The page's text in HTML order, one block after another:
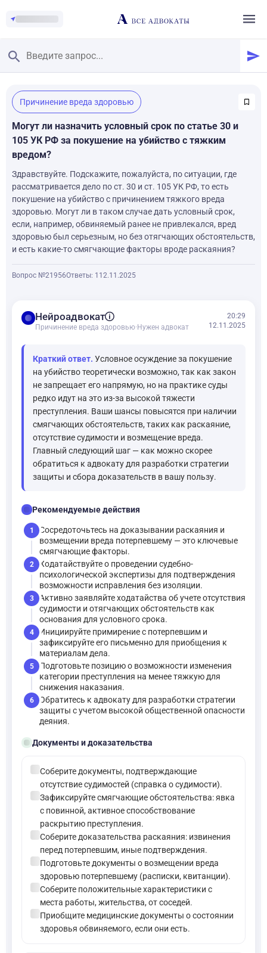
Главная
/
Смотреть заданные вопросы
/
Задать вопрос
Причинение вреда здоровью
Могут ли назначить условный срок по статье 30 и
105 УК РФ за покушение на убийство с тяжким
вредом?
Здравствуйте. Подскажите, пожалуйста, по ситуации, где
рассматривается дело по ст. 30 и ст. 105 УК РФ, то есть
покушение на убийство с причинением тяжкого вреда
здоровью. Могут ли в таком случае дать условный срок,
если, например, обвиняемый ранее не привлекался, вред
здоровью был серьезным, но без отягчающих обстоятельств,
и есть какие-то смягчающие факторы вроде раскаяния?
Вопрос №21956Ответы: 1 12.11.2025
balanceНейроадвокат
Причинение вреда здоровью· Нужен адвокат
20:29
12.11.2025
Краткий ответ. Условное осуждение за покушение
на убийство теоретически возможно, так как закон
не запрещает его напрямую, но на практике суды
редко идут на это из-за высокой тяжести
преступления. Ваши шансы повысятся при наличии
смягчающих обстоятельств, таких как раскаяние,
отсутствие судимости и возмещение вреда.
Главный следующий шаг — как можно скорее
обратиться к адвокату для разработки стратегии
защиты и сбора доказательств в вашу пользу.
checklistРекомендуемые действия
1
Сосредоточьтесь на доказывании раскаяния и
возмещении вреда потерпевшему — это ключевые
смягчающие факторы.
2
Ходатайствуйте о проведении судебно-
психологической экспертизы для подтверждения
возможности исправления без изоляции.
3
Активно заявляйте ходатайства об учете отсутствия
судимости и отягчающих обстоятельств как
основания для условного срока.
4
Инициируйте примирение с потерпевшим и
зафиксируйте его письменно для приобщения к
материалам дела.
5
Подготовьте позицию о возможности изменения
категории преступления на менее тяжкую для
снижения наказания.
6
Обратитесь к адвокату для разработки стратегии
защиты с учетом высокой общественной опасности
деяния.
folder_openДокументы и доказательства
Соберите документы, подтверждающие
отсутствие судимостей (справка о судимости).
Зафиксируйте смягчающие обстоятельства: явка
с повинной, активное способствование
раскрытию преступления.
Соберите доказательства раскаяния: извинения
перед потерпевшим, иные подтверждения.
Подготовьте документы о возмещении вреда
здоровью потерпевшему (расписки, квитанции).
Соберите положительные характеристики с
места работы, жительства, от соседей.
Приобщите медицинские документы о состоянии
здоровья обвиняемого, если они есть.